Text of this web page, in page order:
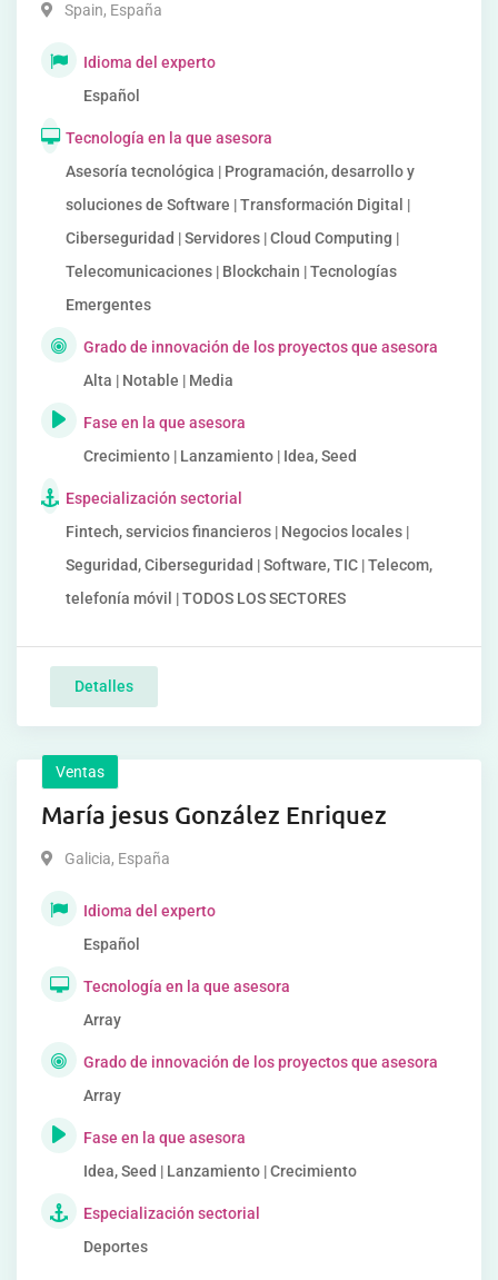
Spain, España
Idioma del experto
Español
Tecnología en la que asesora
Asesoría tecnológica | Programación, desarrollo y
soluciones de Software | Transformación Digital |
Ciberseguridad | Servidores | Cloud Computing |
Telecomunicaciones | Blockchain | Tecnologías
Emergentes
Grado de innovación de los proyectos que asesora
Alta | Notable | Media
Fase en la que asesora
Crecimiento | Lanzamiento | Idea, Seed
Especialización sectorial
Fintech, servicios financieros | Negocios locales |
Seguridad, Ciberseguridad | Software, TIC | Telecom,
telefonía móvil | TODOS LOS SECTORES
Detalles
Ventas
María jesus González Enriquez
Galicia, España
Idioma del experto
Español
Tecnología en la que asesora
Array
Grado de innovación de los proyectos que asesora
Array
Fase en la que asesora
Idea, Seed | Lanzamiento | Crecimiento
Especialización sectorial
Deportes